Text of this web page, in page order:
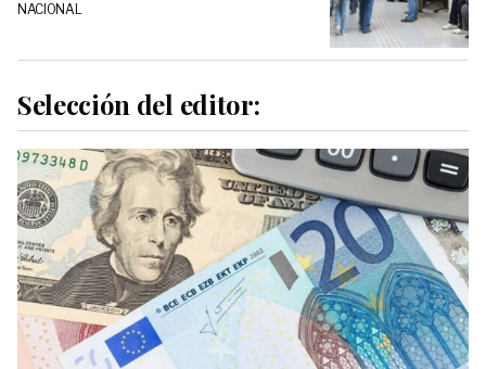
NACIONAL
Selección del editor: